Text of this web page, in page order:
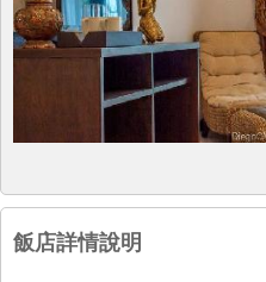
飯店詳情說明